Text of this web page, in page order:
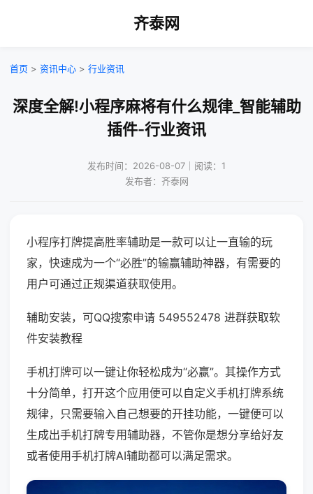
齐泰网
首页 > 资讯中心 > 行业资讯
深度全解!小程序麻将有什么规律_智能辅助
插件-行业资讯
发布时间：2026-08-07｜阅读：1
发布者：齐泰网
小程序打牌提高胜率辅助是一款可以让一直输的玩
家，快速成为一个“必胜”的输赢辅助神器，有需要的
用户可通过正规渠道获取使用。
辅助安装，可QQ搜索申请 549552478 进群获取软
件安装教程
手机打牌可以一键让你轻松成为“必赢”。其操作方式
十分简单，打开这个应用便可以自定义手机打牌系统
规律，只需要输入自己想要的开挂功能，一键便可以
生成出手机打牌专用辅助器，不管你是想分享给好友
或者使用手机打牌AI辅助都可以满足需求。